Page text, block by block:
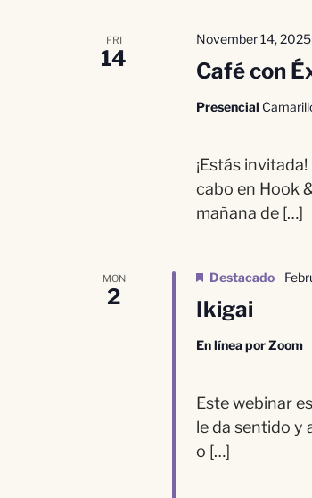
de
Eventos
FRI
14 Café con
November 14,
Presencial
¡Estás
cabo en Hook
mañana de […]
MON
2 Ikigai
Destacado
En línea por Zoom
Este webinar
le da sentido y
o […]